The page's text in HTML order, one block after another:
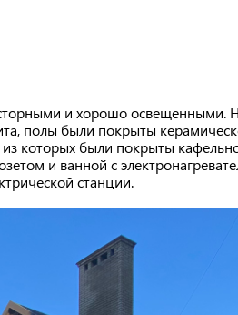
и хорошо освещенными.
полы были покрыты
которых были покрыты
и ванной с
станции.